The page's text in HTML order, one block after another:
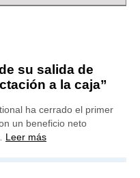
su salida de
a la caja”
ha cerrado el primer
un beneficio neto
Leer más